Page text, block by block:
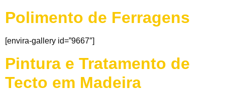
Polimento de Ferragens
[envira-gallery id=”9667″]
Pintura e Tratamento de
Tecto em Madeira